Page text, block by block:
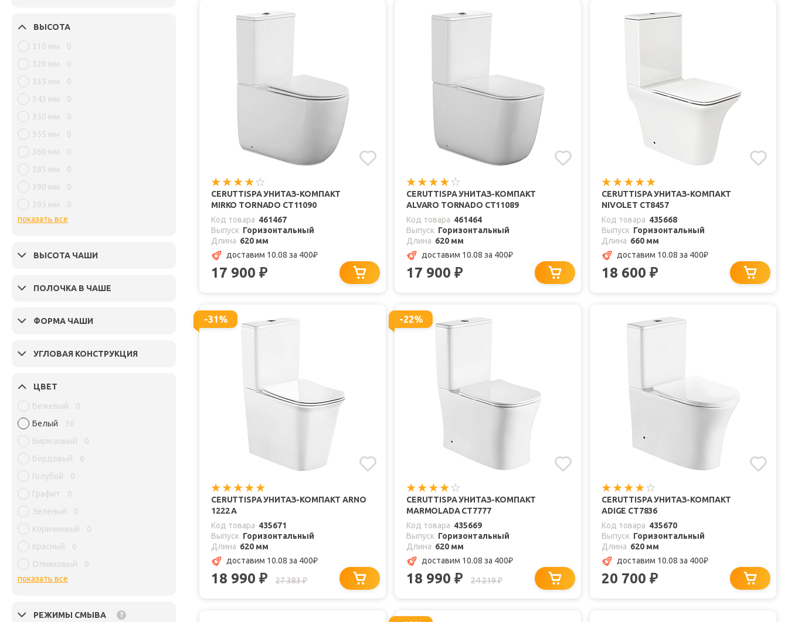
ВЫСОТА
310 мм
0
320 мм
0
335 мм
0
343 мм
0
350 мм
0
355 мм
0
360 мм
0
385 мм
0
390 мм
0
395 мм
0
показать все
ВЫСОТА ЧАШИ
ПОЛОЧКА В ЧАШЕ
ФОРМА ЧАШИ
УГЛОВАЯ КОНСТРУКЦИЯ
ЦВЕТ
Бежевый
0
Белый
36
Бирюзовый
0
Бордовый
0
Голубой
0
Графит
0
Зеленый
0
Коричневый
0
Красный
0
Оливковый
0
показать все
РЕЖИМЫ СМЫВА ?
CERUTTISPA УНИТАЗ-КОМПАКТ
MIRKO TORNADO CT11090
Код товара 461467
Выпуск Горизонтальный
Длина 620 мм
доставим 10.08 за 400₽
17 900 ₽
CERUTTISPA УНИТАЗ-КОМПАКТ
ALVARO TORNADO CT11089
Код товара 461464
Выпуск Горизонтальный
Длина 620 мм
доставим 10.08 за 400₽
17 900 ₽
CERUTTISPA УНИТАЗ-КОМПАКТ
NIVOLET CT8457
Код товара 435668
Выпуск Горизонтальный
Длина 660 мм
доставим 10.08 за 400₽
18 600 ₽
-31%
CERUTTISPA УНИТАЗ-КОМПАКТ ARNO
1222 А
Код товара 435671
Выпуск Горизонтальный
Длина 620 мм
доставим 10.08 за 400₽
18 990 ₽ 27 383₽
-22%
CERUTTISPA УНИТАЗ-КОМПАКТ
MARMOLADA CT7777
Код товара 435669
Выпуск Горизонтальный
Длина 620 мм
доставим 10.08 за 400₽
18 990 ₽ 24 219₽
CERUTTISPA УНИТАЗ-КОМПАКТ
ADIGE CT7836
Код товара 435670
Выпуск Горизонтальный
Длина 620 мм
доставим 10.08 за 400₽
20 700 ₽